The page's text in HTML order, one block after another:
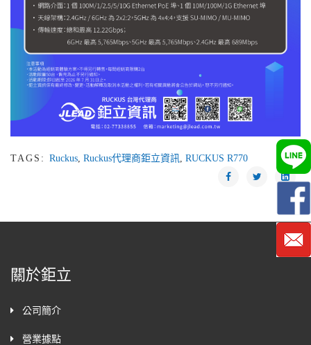
TAGS: Ruckus, Ruckus代理商鉅立資訊, RUCKUS R770
關於鉅立
公司簡介
營業據點